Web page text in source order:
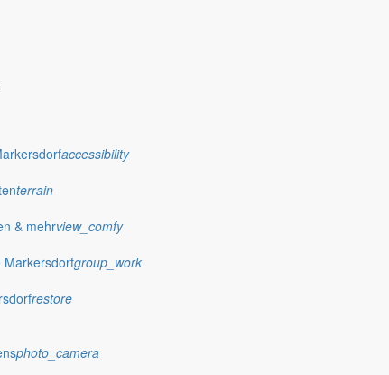
accessibility
terrain
& mehrview_comfy
Markersdorfgroup_work
restore
photo_camera